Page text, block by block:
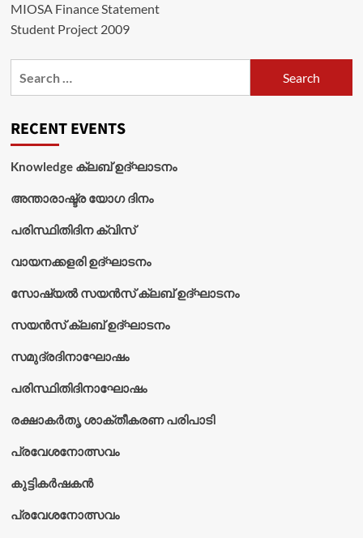
MIOSA Finance Statement
Student Project 2009
RECENT EVENTS
Knowledge ക്ലബ് ഉദ്‌ഘാടനം
അന്താരാഷ്ട്ര യോഗ ദിനം
പരിസ്ഥിതിദിന ക്വിസ്
വായനക്കളരി ഉദ്‌ഘാടനം
സോഷ്യൽ സയൻസ് ക്ലബ് ഉദ്‌ഘാടനം
സയൻസ് ക്ലബ് ഉദ്‌ഘാടനം
സമുദ്രദിനാഘോഷം
പരിസ്ഥിതിദിനാഘോഷം
രക്ഷാകർതൃ ശാക്തീകരണ പരിപാടി
പ്രവേശനോത്സവം
കുട്ടികര്‍ഷകന്‍
പ്രവേശനോത്സവം